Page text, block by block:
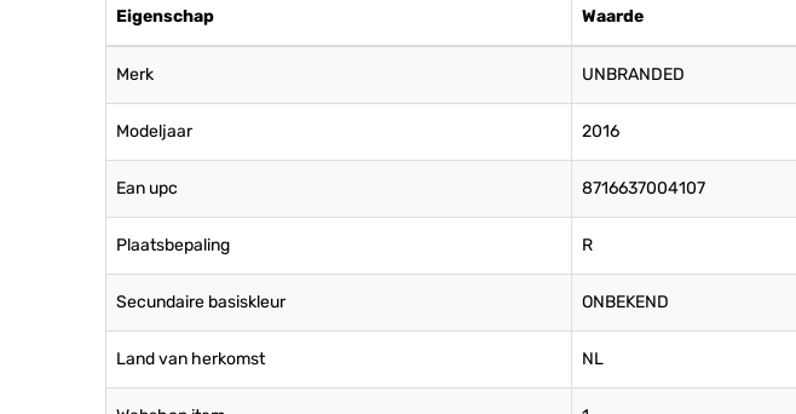
Eigenschap Waarde
Merk UNBRANDED
Modeljaar 2016
Ean upc 8716637004107
Plaatsbepaling R
Secundaire basiskleur ONBEKEND
Land van herkomst NL